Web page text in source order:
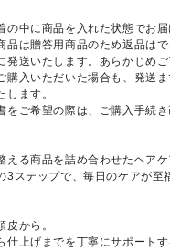
中に商品を入れた状態でお届
は贈答用商品のため返品はで
送いたします。あらかじめご
入いただいた場合も、発送ま
ます。
ご希望の際は、ご購入手続
える商品を詰め合わせたヘアケ
3ステップで、毎日のケアが至
から。
仕上げまでを丁寧にサポート